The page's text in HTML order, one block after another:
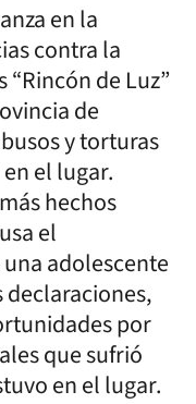
en la
contra la
de Luz”
de
y torturas
el lugar.
hechos
el
adolescente
declaraciones,
por
que sufrió
en el lugar.